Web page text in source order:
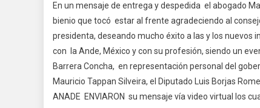
En un mensaje de entrega y despedida el abogado
bienio que tocó estar al frente agradeciendo al
presidenta, deseando mucho éxito a las y los nuevos
con la Ande, México y con su profesión, siendo un
Barrera Concha, en representación personal del
Mauricio Tappan Silveira, el Diputado Luis Borjas
ANADE ENVIARON su mensaje vía video virtual los